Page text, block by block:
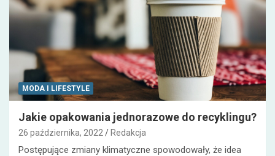
MODA I LIFESTYLE
Jakie opakowania jednorazowe do recyklingu?
26 października, 2022 Redakcja
Postępujące zmiany klimatyczne spowodowały, że idea